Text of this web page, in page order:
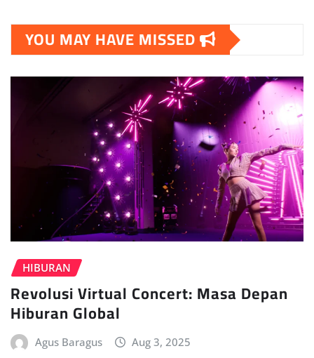
YOU MAY HAVE MISSED
HIBURAN
Revolusi Virtual Concert: Masa Depan
Hiburan Global
Agus Baragus Aug 3, 2025